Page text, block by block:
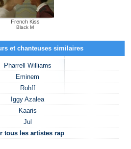
French Kiss
Black M
et chanteuses similaires
Pharrell Williams
Eminem
Rohff
Iggy Azalea
Kaaris
Jul
tous les artistes rap